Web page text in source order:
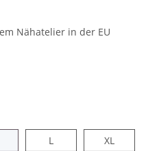
Nähatelier in der EU
L XL